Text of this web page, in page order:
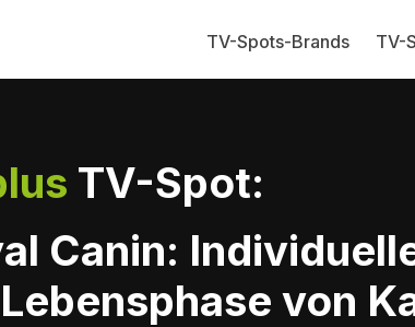
TV-Spots-Brands TV-
TV-Spot:
Canin:
von